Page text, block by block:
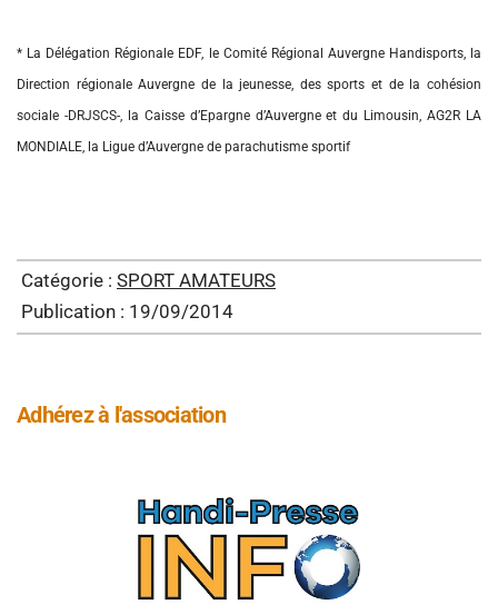
* La Délégation Régionale EDF, le Comité Régional Auvergne Handisports, la
Direction régionale Auvergne de la jeunesse, des sports et de la cohésion
sociale -DRJSCS-, la Caisse d’Epargne d’Auvergne et du Limousin, AG2R LA
MONDIALE, la Ligue d’Auvergne de parachutisme sportif
Catégorie : SPORT AMATEURS
Publication : 19/09/2014
Adhérez à l'association